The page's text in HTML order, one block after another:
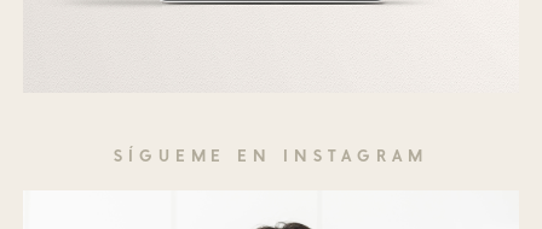
SÍGUEME EN INSTAGRAM